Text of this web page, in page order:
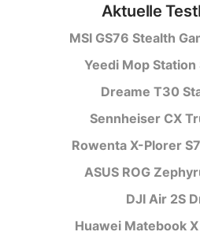
Aktuelle
MSI GS76 Stealth
Yeedi Mop
Dreame T30
Sennheiser CX
Rowenta X-Plorer
ASUS ROG
DJI Air 2S
Huawei Matebook